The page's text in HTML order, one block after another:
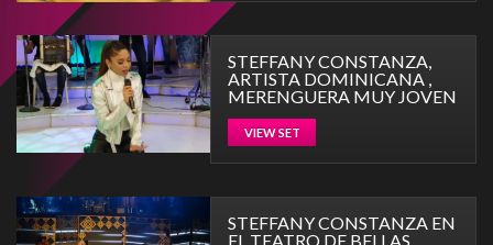
STEFFANY CONSTANZA,
ARTISTA DOMINICANA ,
MERENGUERA MUY JOVEN
VIEW SET
STEFFANY CONSTANZA EN
EL TEATRO DE BELLAS